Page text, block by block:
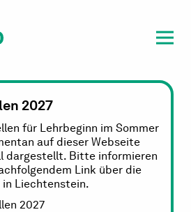
2027
für Lehrbeginn im Sommer
auf dieser Webseite
dargestellt. Bitte informieren
Link über die
Liechtenstein.
2027